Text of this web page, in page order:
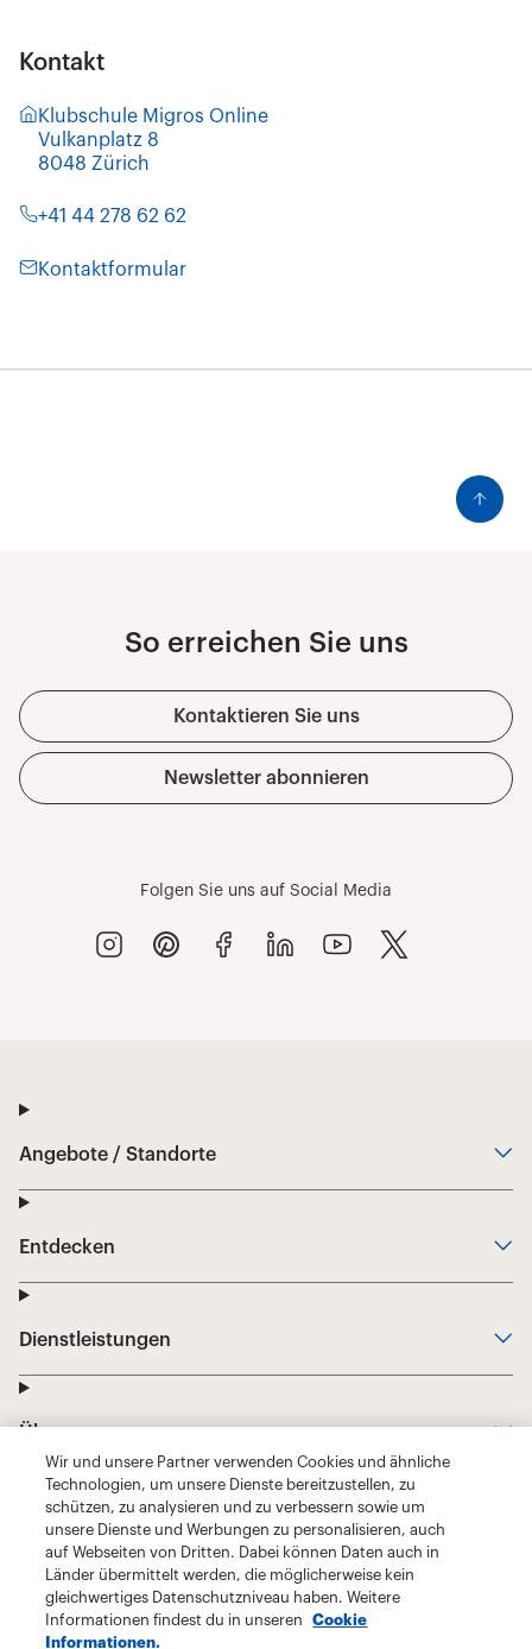
Wir und unsere Partner verwenden Cookies und ähnliche
Technologien, um unsere Dienste bereitzustellen, zu
schützen, zu analysieren und zu verbessern sowie um
unsere Dienste und Werbungen zu personalisieren, auch
auf Webseiten von Dritten. Dabei können Daten auch in
Länder übermittelt werden, die möglicherweise kein
gleichwertiges Datenschutzniveau haben. Weitere
Informationen findest du in unseren
Cookie
Informationen.